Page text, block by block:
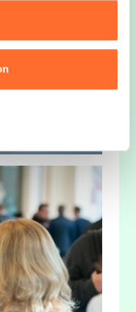
traiter vos données
Charte d’usage des